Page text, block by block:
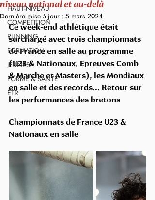
HAUT-NIVEAU
COMPÉTITION
RUNNING
FORMATION
JEUNES
FORME & SANTÉ
ETR
niveau national et au-delà
Dernière mise à jour : 5 mars 2024
Ce week-end athlétique était
surchargé avec trois championnats
de France en salle au programme
(U23 & Nationaux, Epreuves Comb
& Marche et Masters), les Mondiaux
en salle et des records... Retour sur
les performances des bretons
Championnats de France U23 &
Nationaux en salle